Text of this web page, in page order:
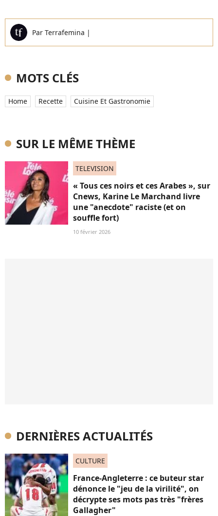
Par Terrafemina |
MOTS CLÉS
Home Recette Cuisine Et Gastronomie
SUR LE MÊME THÈME
TELEVISION
« Tous ces noirs et ces Arabes », sur
Cnews, Karine Le Marchand livre
une "anecdote" raciste (et on
souffle fort)
10 février 2026
DERNIÈRES ACTUALITÉS
CULTURE
France-Angleterre : ce buteur star
dénonce le "jeu de la virilité", on
décrypte ses mots pas très "frères
Gallagher"